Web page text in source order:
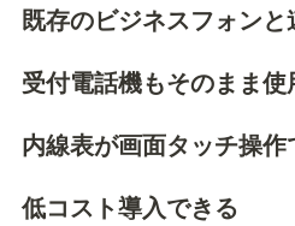
既存のビジネスフォンと
受付電話機もそのまま使
内線表が画面タッチ操作
低コスト導入できる